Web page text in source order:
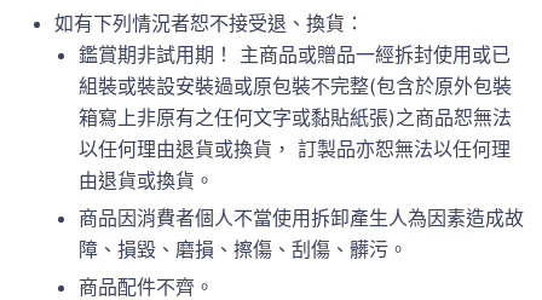
如有下列情況者恕不接受退、換貨：
鑑賞期非試用期！ 主商品或贈品一經拆封使用或已
組裝或裝設安裝過或原包裝不完整(包含於原外包裝
箱寫上非原有之任何文字或黏貼紙張)之商品恕無法
以任何理由退貨或換貨， 訂製品亦恕無法以任何理
由退貨或換貨。
商品因消費者個人不當使用拆卸產生人為因素造成故
障、損毀、磨損、擦傷、刮傷、髒污。
商品配件不齊。